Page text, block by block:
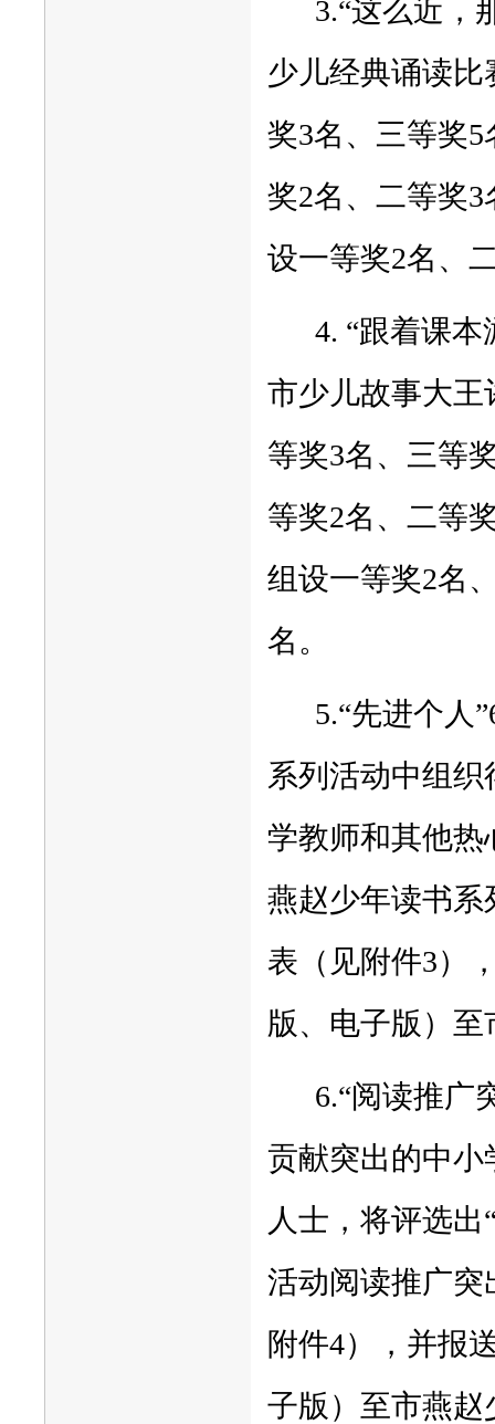
3.“这么近，
少儿经典诵读
奖3名、三等奖
奖2名、二等奖
设一等奖2名、
4. “跟着课本
市少儿故事大王
等奖3名、三等
等奖2名、二等
组设一等奖2名
名。
5.“先进个人
系列活动中组
学教师和其他热
燕赵少年读书系
表（见附件3）
版、电子版）
6.“阅读推广
贡献突出的中
人士，将评选
活动阅读推广突
附件4），并报
子版）至市燕